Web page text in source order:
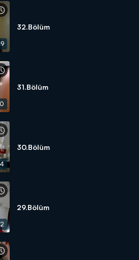
32.Bölüm
31.Bölüm
30.Bölüm
29.Bölüm